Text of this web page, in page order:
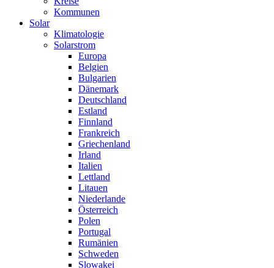
Kommunen
Solar
Klimatologie
Solarstrom
Europa
Belgien
Bulgarien
Dänemark
Deutschland
Estland
Finnland
Frankreich
Griechenland
Irland
Italien
Lettland
Litauen
Niederlande
Österreich
Polen
Portugal
Rumänien
Schweden
Slowakei